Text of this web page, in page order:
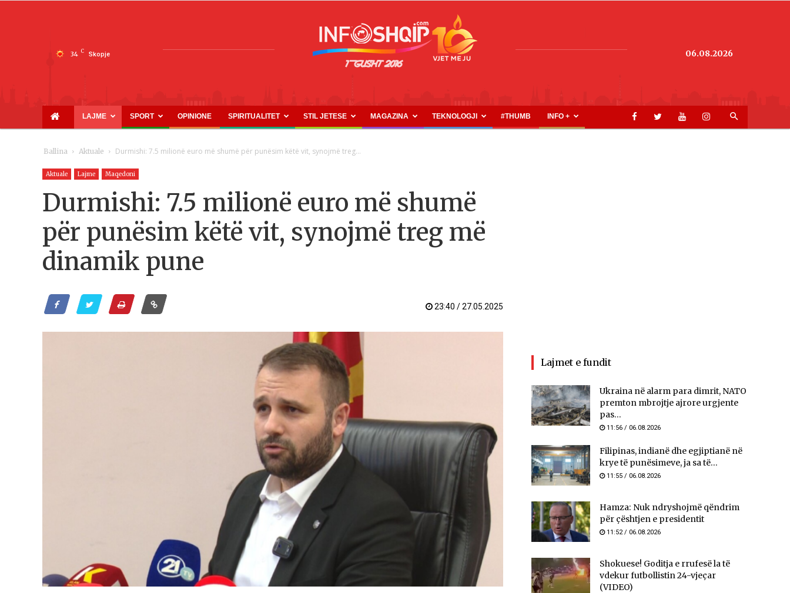
34 C Skopje
INFOSHQIP.COM
06.08.2026
LAJME SPORT OPINIONE SPIRITUALITET STIL JETESE MAGAZINA TEKNOLOGJI #THUMB INFO +
Ballina Aktuale Durmishi: 7.5 milionë euro më shumë për punësim këtë vit, synojmë treg...
Aktuale Lajme Maqedoni
Durmishi: 7.5 milionë euro më shumë
për punësim këtë vit, synojmë treg më
dinamik pune
23:40 / 27.05.2025
Lajmet e fundit
Ukraina në alarm para dimrit, NATO
premton mbrojtje ajrore urgjente
pas...
11:56 / 06.08.2026
Filipinas, indianë dhe egjiptianë në
krye të punësimeve, ja sa të...
11:55 / 06.08.2026
Hamza: Nuk ndryshojmë qëndrim
për çështjen e presidentit
11:52 / 06.08.2026
Shokuese! Goditja e rrufesë la të
vdekur futbollistin 24-vjeçar
(VIDEO)